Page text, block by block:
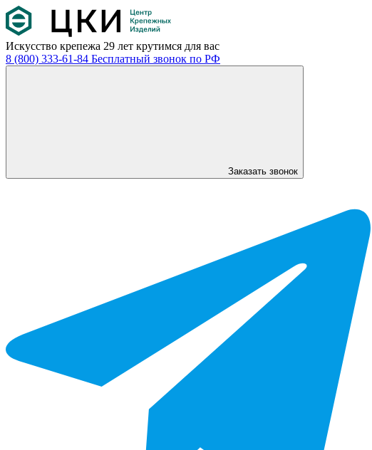
Искусство крепежа 29 лет крутимся для вас
8 (800) 333-61-84 Бесплатный звонок по РФ
Заказать звонок